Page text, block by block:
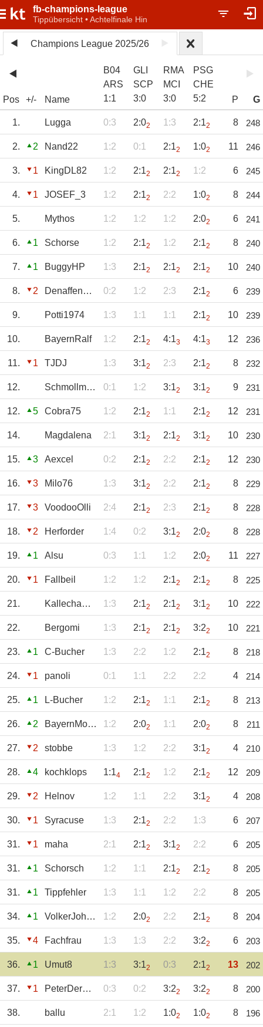
fb-champions-league
Tippübersicht • Achtelfinale Hin
Champions League 2025/26
Pos +/- Name
B04
ARS
1:1
GLI
SCP
3:0
RMA
MCI
3:0
PSG
CHE
5:2 P G
1. Lugga 0:3 2:02 1:3 2:12 8 248
2. 2 Nand22 1:2 0:1 2:12 1:02 11 246
3. 1 KingDL82 1:2 2:12 2:12 1:2 6 245
4. 1 JOSEF_3 1:2 2:12 2:2 1:02 8 244
5. Mythos 1:2 1:2 1:2 2:02 6 241
6. 1 Schorse 1:2 2:12 1:2 2:12 8 240
7. 1 BuggyHP 1:3 2:12 2:12 2:12 10 240
8. 2 Denaffenmachen 0:2 1:2 2:3 2:12 6 239
9. Potti1974 1:3 1:1 1:1 2:12 10 239
10. BayernRalf 1:2 2:12 4:13 4:13 12 236
11. 1 TJDJ 1:3 3:12 2:3 2:12 8 232
12. Schmollmops 0:1 1:2 3:12 3:12 9 231
12. 5 Cobra75 1:2 2:12 1:1 2:12 12 231
14. Magdalena 2:1 3:12 2:12 3:12 10 230
15. 3 Aexcel 0:2 2:12 2:2 2:12 12 230
16. 3 Milo76 1:3 3:12 2:2 2:12 8 229
17. 3 VoodooOlli 2:4 2:12 2:3 2:12 8 228
18. 2 Herforder 1:4 0:2 3:12 2:02 8 228
19. 1 Alsu 0:3 1:1 1:2 2:02 11 227
20. 1 Fallbeil 1:2 1:2 2:12 2:12 8 225
21. Kallechamp71 1:3 2:12 2:12 3:12 10 222
22. Bergomi 1:3 2:12 2:12 3:22 10 221
23. 1 C-Bucher 1:3 2:2 1:2 2:12 8 218
24. 1 panoli 0:1 1:1 2:2 2:2 4 214
25. 1 L-Bucher 1:2 2:12 1:1 2:12 8 213
26. 2 BayernMonika 1:2 2:02 1:1 2:02 8 211
27. 2 stobbe 1:3 1:2 2:2 3:12 4 210
28. 4 kochklops 1:14 2:12 1:2 2:12 12 209
29. 2 Helnov 1:2 1:1 2:2 3:12 4 208
30. 1 Syracuse 1:3 2:12 2:2 1:3 6 207
31. 1 maha 2:1 2:12 3:12 2:2 6 205
31. 1 Schorsch 1:2 1:1 2:12 2:12 8 205
31. 1 Tippfehler 1:3 1:1 1:2 2:2 8 205
34. 1 VolkerJohansson 1:2 2:02 2:2 2:12 8 204
35. 4 Fachfrau 1:3 1:3 2:2 3:22 6 203
36. 1 Umut8 1:3 3:12 0:3 2:12 13 202
37. 1 PeterDerGroße 0:3 0:2 3:22 3:22 8 200
38. ballu 2:1 1:2 1:02 1:02 8 196